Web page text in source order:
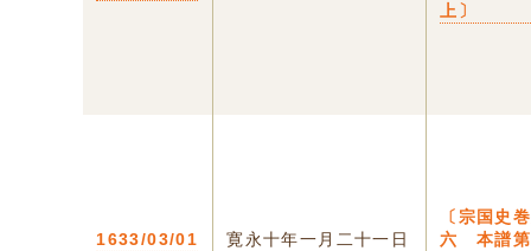
上〕
1633/03/01 寛永十年一月二十一日
〔宗国史
六 本譜第